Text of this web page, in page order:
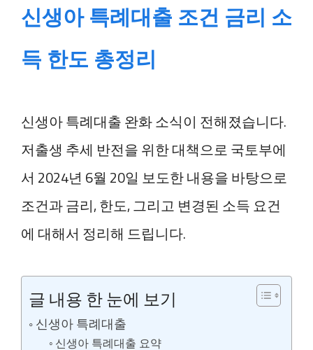
신생아 특례대출 조건 금리 소
득 한도 총정리
신생아 특례대출 완화 소식이 전해졌습니다.
저출생 추세 반전을 위한 대책으로 국토부에
서 2024년 6월 20일 보도한 내용을 바탕으로
조건과 금리, 한도, 그리고 변경된 소득 요건
에 대해서 정리해 드립니다.
글 내용 한 눈에 보기
신생아 특례대출
신생아 특례대출 요약